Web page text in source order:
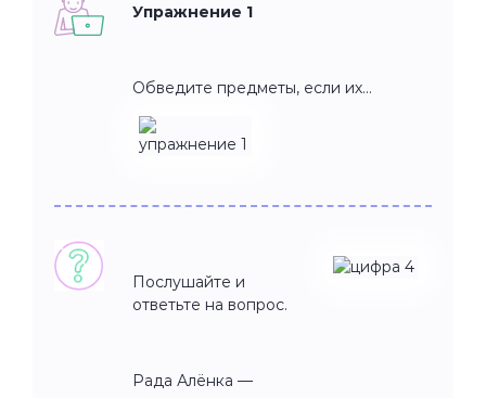
Упражнение 1
Обведите предметы, если их…
Послушайте и
ответьте на вопрос.
Рада Алёнка —